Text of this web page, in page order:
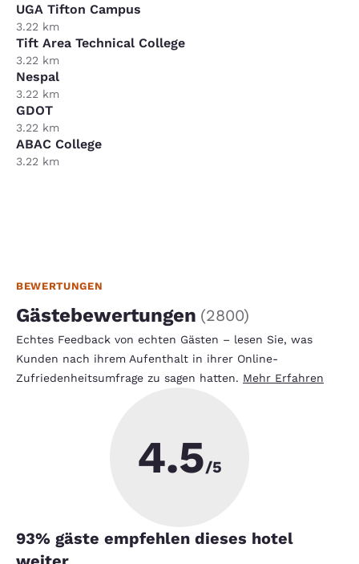
UGA Tifton Campus
3.22 km
Tift Area Technical College
3.22 km
Nespal
3.22 km
GDOT
3.22 km
ABAC College
3.22 km
BEWERTUNGEN
Gästebewertungen (2800)
Echtes Feedback von echten Gästen – lesen Sie, was
Kunden nach ihrem Aufenthalt in ihrer Online-
Zufriedenheitsumfrage zu sagen hatten. Mehr Erfahren
4.5/5
93% gäste empfehlen dieses hotel